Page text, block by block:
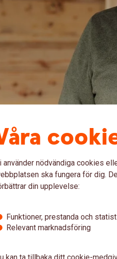
till, berättar Birger Ericson som
vara med om allt spännande vi
Den får vi frågor på från bland
och har skaffat eget lager där.
bra. Jag fick ett samtal av en
med på träbåtsmässa. När
till. Nu har vi fått fler
använder nödvändiga cookies
ska fungera för dig.
din upplevelse:
Funktioner, prestanda och
Relevant marknadsföring
kan ta tillbaka ditt cookie-